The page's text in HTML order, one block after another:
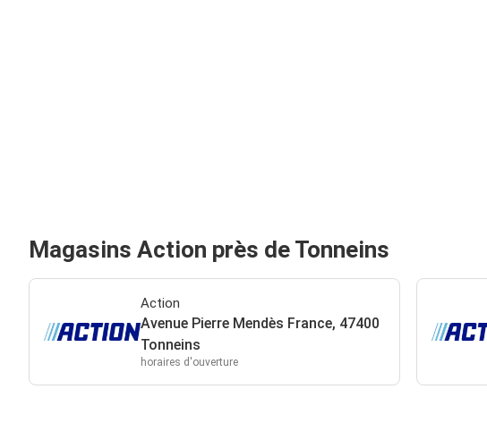
Magasins Action près de Tonneins
Action
Avenue Pierre Mendès France, 47400
Tonneins
horaires d'ouverture